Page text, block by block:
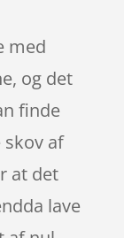
med
og det
finde
af
at det
lave